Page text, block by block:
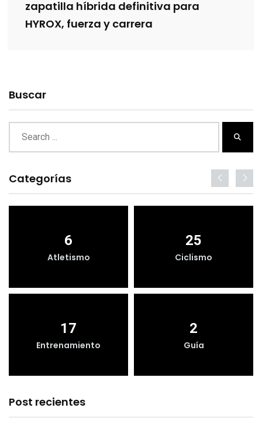
zapatilla híbrida definitiva para
HYROX, fuerza y carrera
Buscar
Categorías
6
Atletismo
25
Ciclismo
17
Entrenamiento
2
Guía
Post recientes